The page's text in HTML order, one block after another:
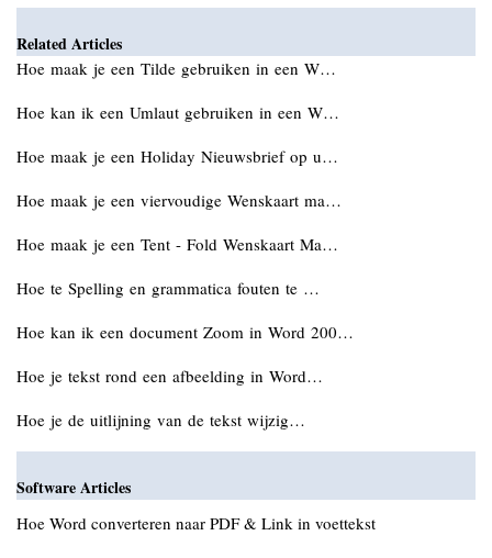
Related Articles
Hoe maak je een Tilde gebruiken in een W…
Hoe kan ik een Umlaut gebruiken in een W…
Hoe maak je een Holiday Nieuwsbrief op u…
Hoe maak je een viervoudige Wenskaart ma…
Hoe maak je een Tent - Fold Wenskaart Ma…
Hoe te Spelling en grammatica fouten te …
Hoe kan ik een document Zoom in Word 200…
Hoe je tekst rond een afbeelding in Word…
Hoe je de uitlijning van de tekst wijzig…
Software Articles
Hoe Word converteren naar PDF & Link in voettekst